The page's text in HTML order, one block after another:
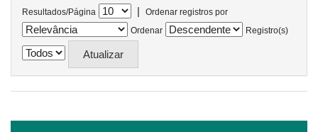
Resultados/Página |
Ordenar registros por
Ordenar
Registro(s)